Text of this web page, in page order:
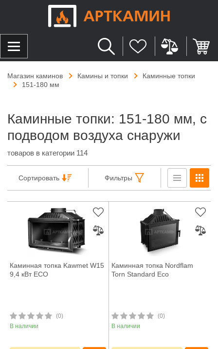
Магазин каминов Камины и топки
Каминные топки
151-180 мм
Каминные топки: 151-180 мм, с
подводом воздуха снаружи
товаров в категории 114
Сортировать Фильтры
Каминная топка Kawmet W15
9,4 кВт ECO
(0)
В наличии
Каминная топка Nordflam
Torn Standard Eco
(0)
В наличии